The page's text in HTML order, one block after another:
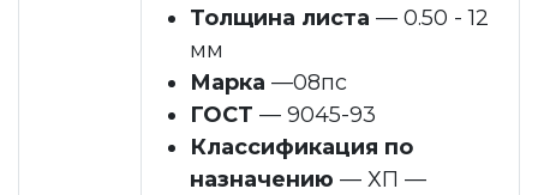
Толщина листа — 0.50 - 12
мм
Марка —08пс
ГОСТ — 9045-93
Классификация по
назначению — ХП —